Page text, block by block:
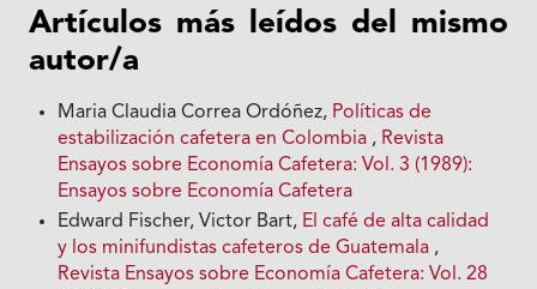
Artículos más leídos del mismo
autor/a
Maria Claudia Correa Ordóñez, Políticas de
estabilización cafetera en Colombia , Revista
Ensayos sobre Economía Cafetera: Vol. 3 (1989):
Ensayos sobre Economía Cafetera
Edward Fischer, Victor Bart, El café de alta calidad
y los minifundistas cafeteros de Guatemala ,
Revista Ensayos sobre Economía Cafetera: Vol. 28